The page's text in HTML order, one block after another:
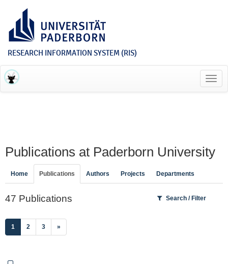
RESEARCH INFORMATION SYSTEM (RIS)
Publications at Paderborn University
Home Publications Authors Projects Departments
47 Publications Search / Filter
1 (current)
2 3 »